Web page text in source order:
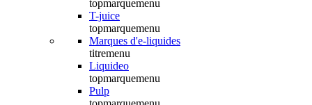
topmarquemenu
T-juice
topmarquemenu
Marques d'e-liquides
titremenu
Liquideo
topmarquemenu
Pulp